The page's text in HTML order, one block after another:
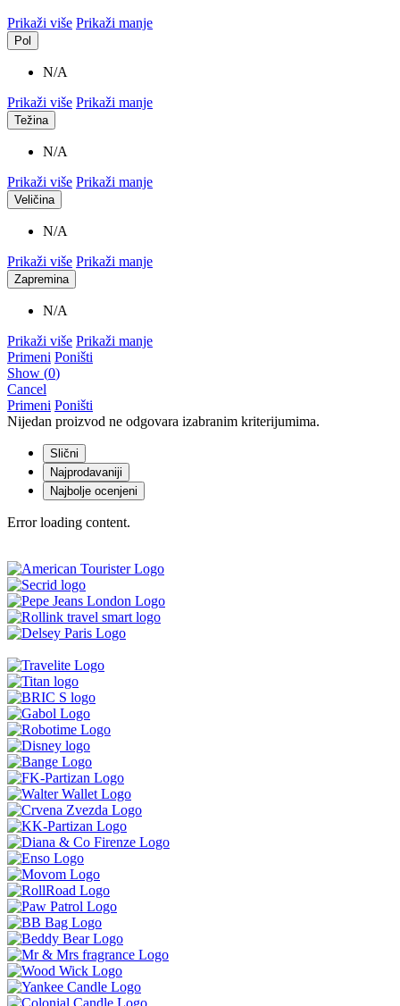
Prikaži više Prikaži manje
Pol
N/A
Prikaži više Prikaži manje
Težina
N/A
Prikaži više Prikaži manje
Veličina
N/A
Prikaži više Prikaži manje
Zapremina
N/A
Prikaži više Prikaži manje
Primeni Poništi
Show (0)
Cancel
Primeni Poništi
Nijedan proizvod ne odgovara izabranim kriterijumima.
Slični
Najprodavaniji
Najbolje ocenjeni
Error loading content.